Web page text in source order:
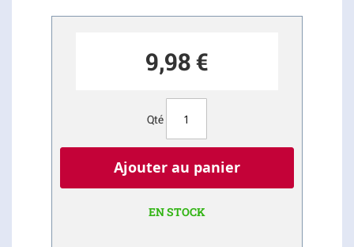
9,98 €
Qté
Ajouter au panier
EN STOCK